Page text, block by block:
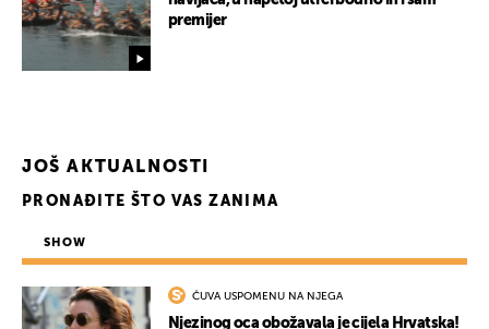
premijer
JOŠ AKTUALNOSTI
PRONAĐITE ŠTO VAS ZANIMA
SHOW
ČUVA USPOMENU NA NJEGA
Njezinog oca obožavala je cijela Hrvatska!